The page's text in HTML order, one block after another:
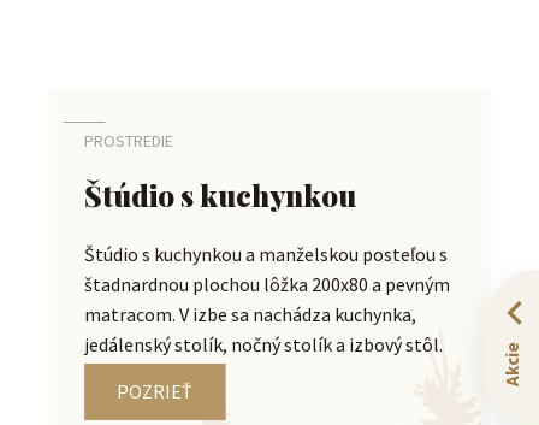
Akcie
PROSTREDIE
Štúdio s kuchynkou
Štúdio s kuchynkou a manželskou posteľou s
štadnardnou plochou lôžka 200x80 a pevným
matracom. V izbe sa nachádza kuchynka,
jedálenský stolík, nočný stolík a izbový stôl.
POZRIEŤ